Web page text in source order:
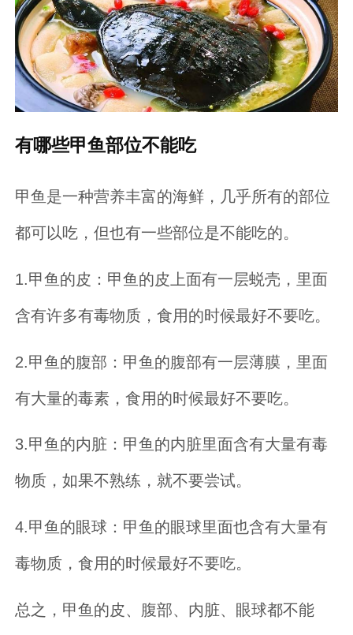
有哪些甲鱼部位不能吃
甲鱼是一种营养丰富的海鲜，几乎所有的部位
都可以吃，但也有一些部位是不能吃的。
1.甲鱼的皮：甲鱼的皮上面有一层蜕壳，里面
含有许多有毒物质，食用的时候最好不要吃。
2.甲鱼的腹部：甲鱼的腹部有一层薄膜，里面
有大量的毒素，食用的时候最好不要吃。
3.甲鱼的内脏：甲鱼的内脏里面含有大量有毒
物质，如果不熟练，就不要尝试。
4.甲鱼的眼球：甲鱼的眼球里面也含有大量有
毒物质，食用的时候最好不要吃。
总之，甲鱼的皮、腹部、内脏、眼球都不能